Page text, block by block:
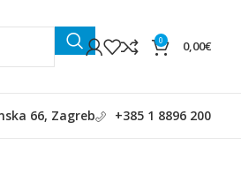
0 0,00€
66, Zagreb +385 1 8896 200